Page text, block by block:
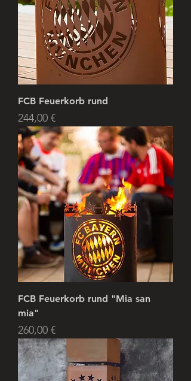
FCB Feuerkorb rund
Preis
244,00 €
FCB Feuerkorb rund "Mia san
mia"
Preis
260,00 €